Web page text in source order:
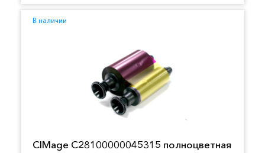
В наличии
CIMage C28100000045315 полноцветная